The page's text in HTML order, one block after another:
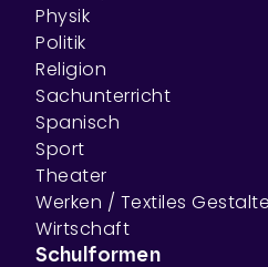
Physik
Politik
Religion
Sachunterricht
Spanisch
Sport
Theater
Werken / Textiles
Wirtschaft
Schulformen